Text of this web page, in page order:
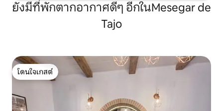
ยังมีที่พักตากอากาศดีๆ อีกในMesegar de
Tajo
โดนใจเกสต์
โดนใจเกสต์